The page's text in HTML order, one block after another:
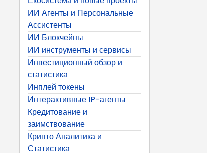
ИИ Агенты и Персональные
Ассистенты
ИИ Блокчейны
ИИ инструменты и сервисы
Инвестиционный обзор и
статистика
Инплей токены
Интерактивные IP-агенты
Кредитование и
заимствование
Крипто Аналитика и
Статистика